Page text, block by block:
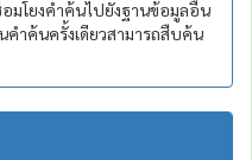
อมโยงคำค้นไปยังฐานข้อมูลอื่น
ำค้นครั้งเดียวสามารถสืบค้น